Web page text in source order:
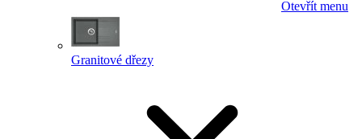
Otevřít menu
Granitové dřezy